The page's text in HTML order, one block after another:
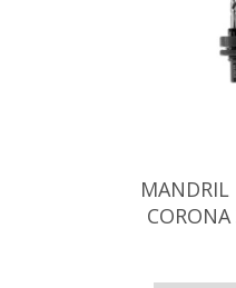
MANDRIL